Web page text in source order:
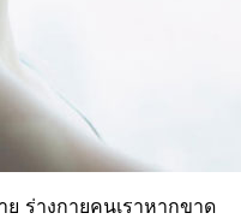
ร่างกายคนเราหากขาด